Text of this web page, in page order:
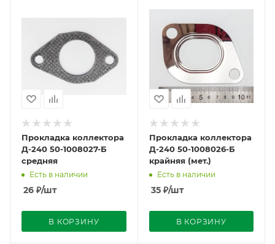
Прокладка коллектора
Д-240 50-1008027-Б
средняя
Есть в наличии
26 ₽/шт
В КОРЗИНУ
Прокладка коллектора
Д-240 50-1008026-Б
крайняя (мет.)
Есть в наличии
35₽/шт
В КОРЗИНУ